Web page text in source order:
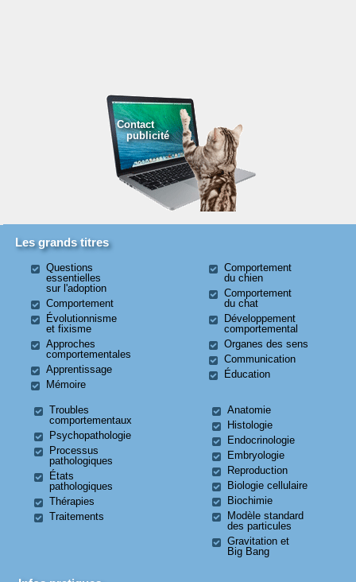
Contact
publicité
Les grands titres
Questions
essentielles
sur l'adoption
Comportement
Évolutionnisme
et fixisme
Approches
comportementales
Apprentissage
Mémoire
Comportement
du chien
Comportement
du chat
Développement
comportemental
Organes des sens
Communication
Éducation
Troubles
comportementaux
Psychopathologie
Processus
pathologiques
États
pathologiques
Thérapies
Traitements
Anatomie
Histologie
Endocrinologie
Embryologie
Reproduction
Biologie cellulaire
Biochimie
Modèle standard
des particules
Gravitation et
Big Bang